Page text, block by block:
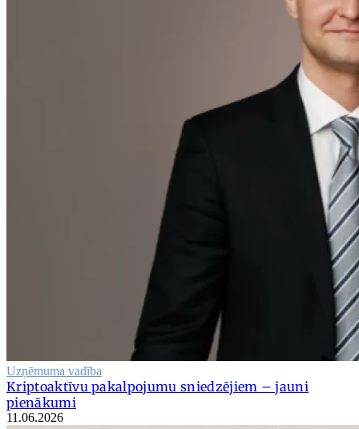
Uzņēmuma vadība
Kriptoaktīvu pakalpojumu sniedzējiem – jauni
pienākumi
11.06.2026